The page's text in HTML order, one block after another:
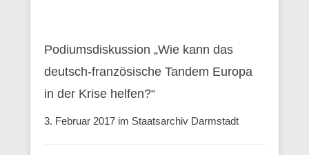
Podiumsdiskussion „Wie kann das
deutsch-französische Tandem Europa
in der Krise helfen?“
3. Februar 2017 im Staatsarchiv Darmstadt